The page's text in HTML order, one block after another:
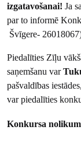
izgatavošanai!Ja
par to informē
Švīgere-
Piedalīties Zīļu
saņemšanu var
pašvaldības
var piedalīties
Konkursa